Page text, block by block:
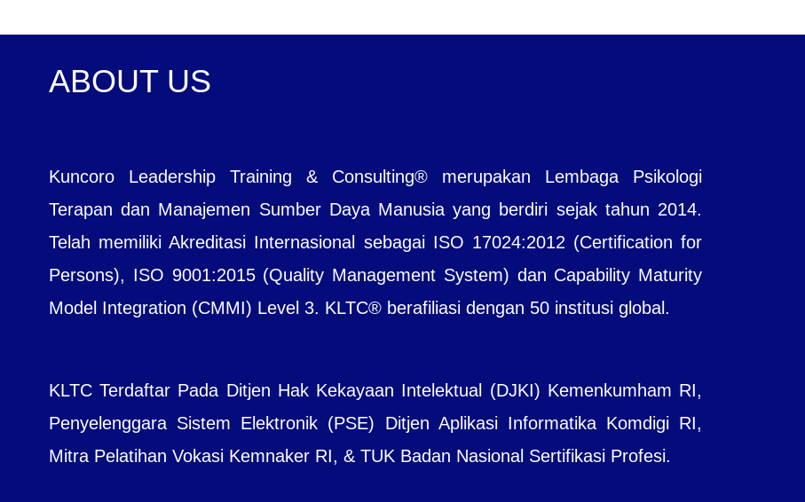
ABOUT US
Kuncoro Leadership Training & Consulting® merupakan Lembaga Psikologi
Terapan dan Manajemen Sumber Daya Manusia yang berdiri sejak tahun 2014.
Telah memiliki Akreditasi Internasional sebagai ISO 17024:2012 (Certification for
Persons), ISO 9001:2015 (Quality Management System) dan Capability Maturity
Model Integration (CMMI) Level 3. KLTC® berafiliasi dengan 50 institusi global.
KLTC Terdaftar Pada Ditjen Hak Kekayaan Intelektual (DJKI) Kemenkumham RI,
Penyelenggara Sistem Elektronik (PSE) Ditjen Aplikasi Informatika Komdigi RI,
Mitra Pelatihan Vokasi Kemnaker RI, & TUK Badan Nasional Sertifikasi Profesi.